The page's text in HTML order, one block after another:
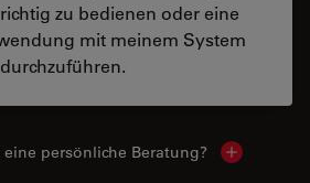
zu bedienen oder eine
mit meinem System
durchzuführen.
eine persönliche Beratung? Show